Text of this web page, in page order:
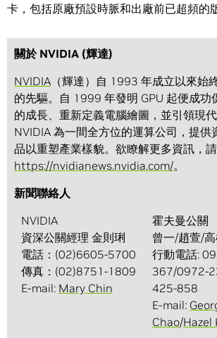
卡，包括原廠預設時脈和出廠前已超頻的
關於 NVIDIA (輝達)
NVIDIA （輝達）自 1993 年成立以來始
的先驅。自 1999 年發明 GPU 起便成功
的成長、重新定義電腦繪圖，並引領現代
NVIDIA 為一間全方位的運算公司，提供
品以重塑產業樣貌。欲瞭解更多資訊，
https://nvidianews.nvidia.com/。
新聞聯絡人
NVIDIA
資深公關經理 金則琍
電話：(02)6605-5700
傳真：(02)8751-1809
E-mail: Mary Chin
霍夫曼公關
曾一/趙萱/
行動電話:
367/0972-
425-858
E-mail:
Chao/Hazel